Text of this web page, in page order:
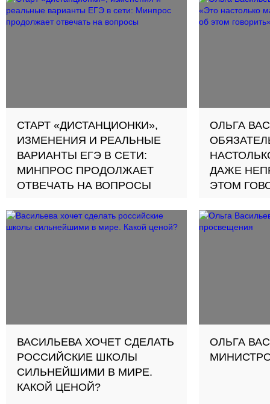
СТАРТ «ДИСТАНЦИОНКИ»,
ИЗМЕНЕНИЯ И РЕАЛЬНЫЕ
ВАРИАНТЫ ЕГЭ В СЕТИ:
МИНПРОС ПРОДОЛЖАЕТ
ОТВЕЧАТЬ НА ВОПРОСЫ
ОЛЬГА
ДАЖЕ
ЭТОМ
ВАСИЛЬЕВА ХОЧЕТ СДЕЛАТЬ
РОССИЙСКИЕ ШКОЛЫ
СИЛЬНЕЙШИМИ В МИРЕ.
КАКОЙ ЦЕНОЙ?
ОЛЬГА